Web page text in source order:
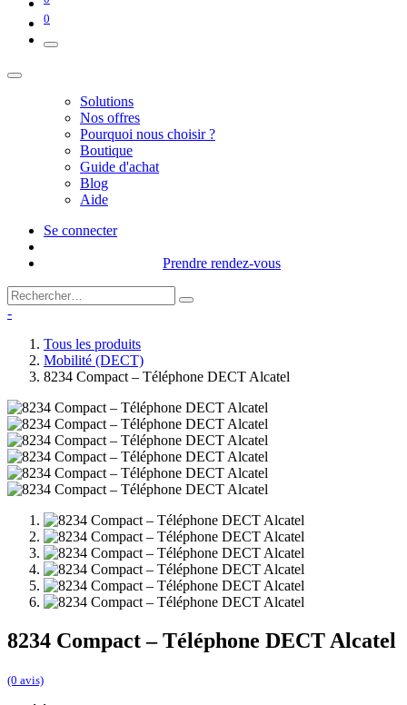
0
Solutions
Nos offres
Pourquoi nous choisir ?
Boutique
Guide d'achat
Blog
Aide
Se connecter
Prendre rendez-vous
-
Tous les produits
Mobilité (DECT)
8234 Compact – Téléphone DECT Alcatel
8234 Compact – Téléphone DECT Alcatel
(0 avis)